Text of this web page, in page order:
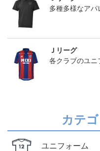
多種多様なアパ
Ｊリーグ
各クラブのユニ
カテ
ユニフォーム